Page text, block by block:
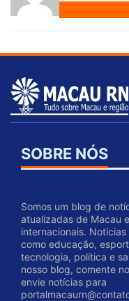
SOBRE NÓS
Somos um blog de
atualizadas de Macau
internacionais.
como educação,
tecnologia, política e
nosso blog, comente
envie notícias para